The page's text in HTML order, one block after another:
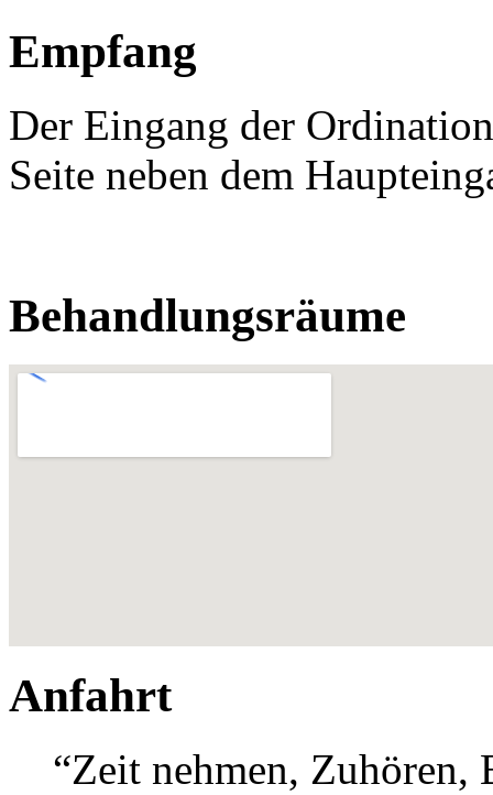
Empfang
Der Eingang der
Seite neben dem
Behandlungsräume
maps-erstellen.de
Anfahrt
“Zeit nehmen, Zuhören,